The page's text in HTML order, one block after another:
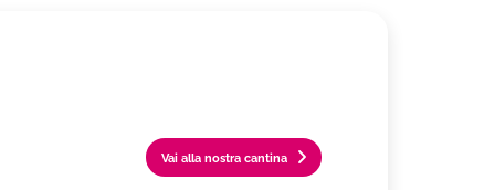
Vai alla nostra cantina